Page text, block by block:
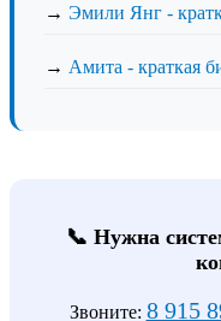
→ Эмили Янг -
→ Амита - краткая
📞 Нужна
Звоните: 8 915